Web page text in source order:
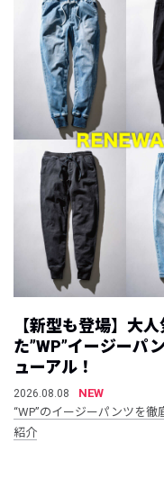
【新型も登場】大
た”WP”イージーパ
ューアル！
2026.08.08
NEW
“WP”のイージーパンツを徹
紹介